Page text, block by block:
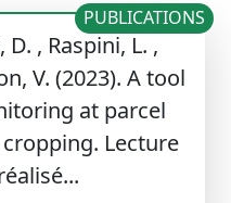
, Raspini, L. ,
V. (2023). A tool
at parcel
Lecture
PUBLICATIONS